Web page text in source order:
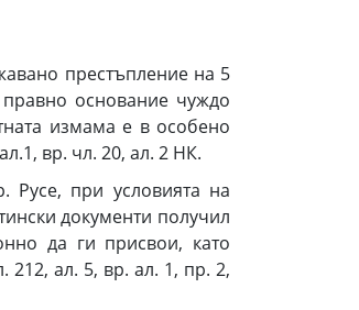
престъпление на 5
основание чуждо
измама е в особено
вр. чл. 20, ал. 2 НК.
Русе, при условията на
документи получил
да ги присвои, като
ал. 5, вр. ал. 1, пр. 2,